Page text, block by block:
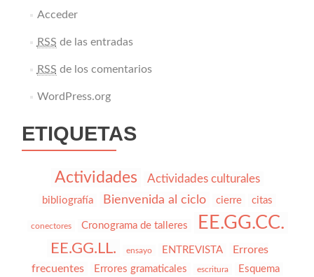
Acceder
RSS de las entradas
RSS de los comentarios
WordPress.org
ETIQUETAS
Actividades Actividades culturales
bibliografía Bienvenida al ciclo cierre citas
conectores Cronograma de talleres EE.GG.CC.
EE.GG.LL. ensayo ENTREVISTA
Errores
frecuentes
Errores gramaticales escritura Esquema